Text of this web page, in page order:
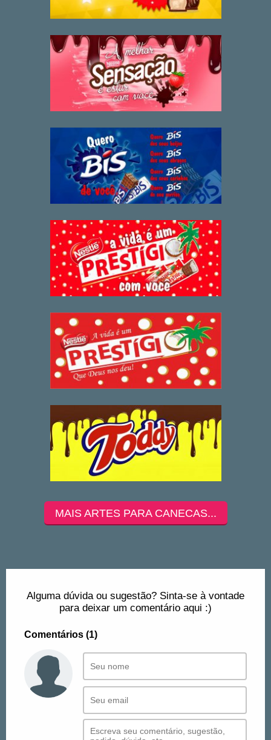
MAIS ARTES PARA CANECAS...
Alguma dúvida ou sugestão? Sinta-se à vontade
para deixar um comentário aqui :)
Comentários (1)